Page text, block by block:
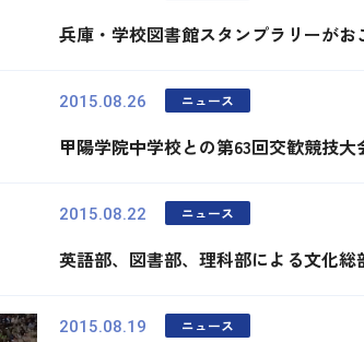
兵庫・学校図書館スタンプラリーがお
2015.08.26 ニュース
甲陽学院中学校との第63回交歓競技大
2015.08.22 ニュース
英語部、図書部、理科部による文化総
2015.08.19 ニュース